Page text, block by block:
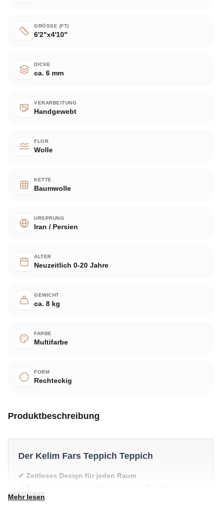
GRÖSSE (FT)
6'2"x4'10"
DICKE
ca. 6 mm
VERARBEITUNG
Handgewebt
FLOR
Wolle
KETTE
Baumwolle
URSPRUNG
Iran / Persien
ALTER
Neuzeitlich 0-20 Jahre
GEWICHT
ca. 8 kg
FARBE
Multifarbe
FORM
Rechteckig
Produktbeschreibung
Der Kelim Fars Teppich Teppich
✔ Zeitloses Design für jeden Raum
✔ Eine bleibende Investition für Ihr Zuhause
Mehr lesen